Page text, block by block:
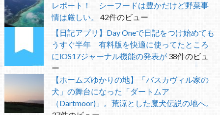
レポート！ シーフードは豊かだけど野菜事
情は厳しい。
42件のビュー
【日記アプリ】Day Oneで日記をつけ始めても
うすぐ半年 有料版を快適に使ってたところ
にiOS17ジャーナル機能の発表が 38件のビュ
ー
【ホームズゆかりの地】「バスカヴィル家の
犬」の舞台になった「ダートムア
（Dartmoor)」。荒涼とした魔犬伝説の地へ。